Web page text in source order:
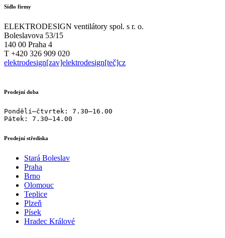
Sídlo firmy
ELEKTRODESIGN ventilátory spol. s r. o.
Boleslavova 53/15
140 00 Praha 4
T +420 326 909 020
elektrodesign[zav]elektrodesign[teč]cz
Prodejní doba
Pondělí–čtvrtek: 7.30–16.00
Pátek: 7.30–14.00
Prodejní střediska
Stará Boleslav
Praha
Brno
Olomouc
Teplice
Plzeň
Písek
Hradec Králové